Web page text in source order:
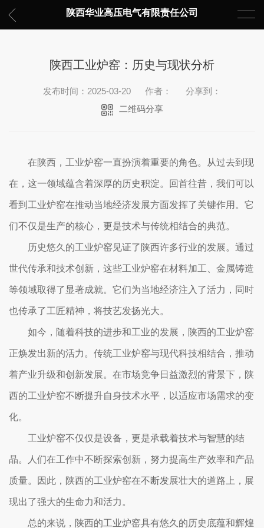
陕西华业高压电气有限责任公司
陕西工业炉窑：历史与现状分析
发布时间：2025-03-20 作者：
分享到：
二维码分享
在陕西，工业炉窑一直扮演着重要的角色。从过去到现
在，这一领域蕴含着深厚的历史积淀。回首往昔，我们可以
看到工业炉窑在推动当地经济发展方面发挥了关键作用。它
们不仅是生产的核心，更是技术与传统相结合的典范。
历史悠久的工业炉窑见证了陕西许多行业的发展。通过
世代传承和技术创新，这些工业炉窑在材料加工、金属铸造
等领域取得了显著成就。它们为当地经济注入了活力，同时
也传承了工匠精神，将技艺发扬光大。
如今，随着科技的进步和工业的发展，陕西的工业炉窑
正焕发出新的活力。传统工业炉窑与现代科技相结合，推动
着产业升级和创新发展。在市场竞争日益激烈的背景下，陕
西的工业炉窑不断提升自身技术水平，以适应市场需求的变
化。
工业炉窑不仅仅是设备，更是承载着技术与智慧的结
晶。人们在工作中不断探索创新，努力提高生产效率和产品
质量。因此，陕西的工业炉窑在不断发展壮大的道路上，展
现出了强大的生命力和活力。
总的来说，陕西的工业炉窑具有悠久的历史底蕴和辉煌